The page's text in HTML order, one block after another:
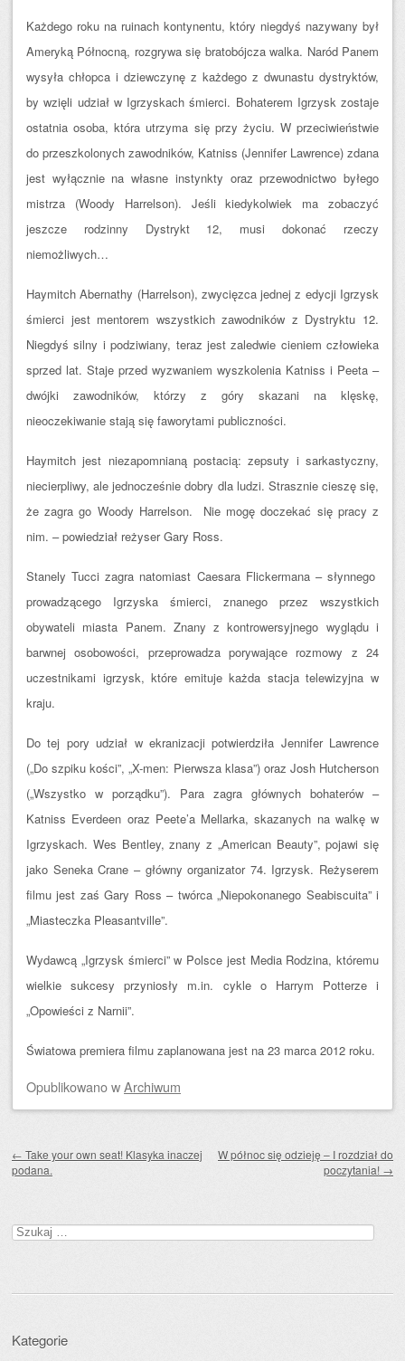
Każdego roku na ruinach kontynentu, który niegdyś nazywany był
Ameryką Północną, rozgrywa się bratobójcza walka. Naród Panem
wysyła chłopca i dziewczynę z każdego z dwunastu dystryktów,
by wzięli udział w Igrzyskach śmierci. Bohaterem Igrzysk zostaje
ostatnia osoba, która utrzyma się przy życiu. W przeciwieństwie
do przeszkolonych zawodników, Katniss (Jennifer Lawrence) zdana
jest wyłącznie na własne instynkty oraz przewodnictwo byłego
mistrza (Woody Harrelson). Jeśli kiedykolwiek ma zobaczyć
jeszcze rodzinny Dystrykt 12, musi dokonać rzeczy
niemożliwych…
Haymitch Abernathy (Harrelson), zwycięzca jednej z edycji Igrzysk
śmierci jest mentorem wszystkich zawodników z Dystryktu 12.
Niegdyś silny i podziwiany, teraz jest zaledwie cieniem człowieka
sprzed lat. Staje przed wyzwaniem wyszkolenia Katniss i Peeta –
dwójki zawodników, którzy z góry skazani na klęskę,
nieoczekiwanie stają się faworytami publiczności.
Haymitch jest niezapomnianą postacią: zepsuty i sarkastyczny,
niecierpliwy, ale jednocześnie dobry dla ludzi. Strasznie cieszę się,
że zagra go Woody Harrelson. Nie mogę doczekać się pracy z
nim. – powiedział reżyser Gary Ross.
Stanely Tucci zagra natomiast Caesara Flickermana – słynnego
prowadzącego Igrzyska śmierci, znanego przez wszystkich
obywateli miasta Panem. Znany z kontrowersyjnego wyglądu i
barwnej osobowości, przeprowadza porywające rozmowy z 24
uczestnikami igrzysk, które emituje każda stacja telewizyjna w
kraju.
Do tej pory udział w ekranizacji potwierdziła Jennifer Lawrence
(„Do szpiku kości”, „X-men: Pierwsza klasa”) oraz Josh Hutcherson
(„Wszystko w porządku”). Para zagra głównych bohaterów –
Katniss Everdeen oraz Peete’a Mellarka, skazanych na walkę w
Igrzyskach. Wes Bentley, znany z „American Beauty”, pojawi się
jako Seneka Crane – główny organizator 74. Igrzysk. Reżyserem
filmu jest zaś Gary Ross – twórca „Niepokonanego Seabiscuita” i
„Miasteczka Pleasantville”.
Wydawcą „Igrzysk śmierci” w Polsce jest Media Rodzina, któremu
wielkie sukcesy przyniosły m.in. cykle o Harrym Potterze i
„Opowieści z Narnii”.
Światowa premiera filmu zaplanowana jest na 23 marca 2012 roku.
OpublikowanowArchiwum
← Take your own seat! Klasyka inaczej
podana.
W północ się odzieję – I rozdział do
poczytania! →
Szukaj:
Kategorie